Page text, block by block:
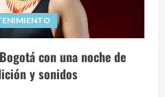
con una noche de
y sonidos